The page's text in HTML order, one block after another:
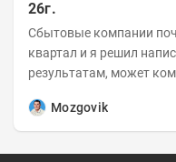
26г.
Сбытовые компании
квартал и я решил
результатам, может кому
Mozgovik